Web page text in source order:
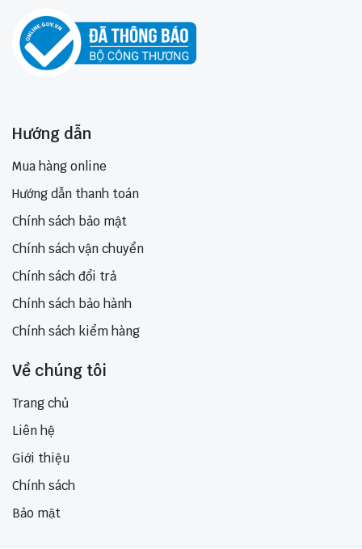
Hướng dẫn
Mua hàng online
Hướng dẫn thanh toán
Chính sách bảo mật
Chính sách vận chuyển
Chính sách đổi trả
Chính sách bảo hành
Chính sách kiểm hàng
Về chúng tôi
Trang chủ
Liên hệ
Giới thiệu
Chính sách
Bảo mật